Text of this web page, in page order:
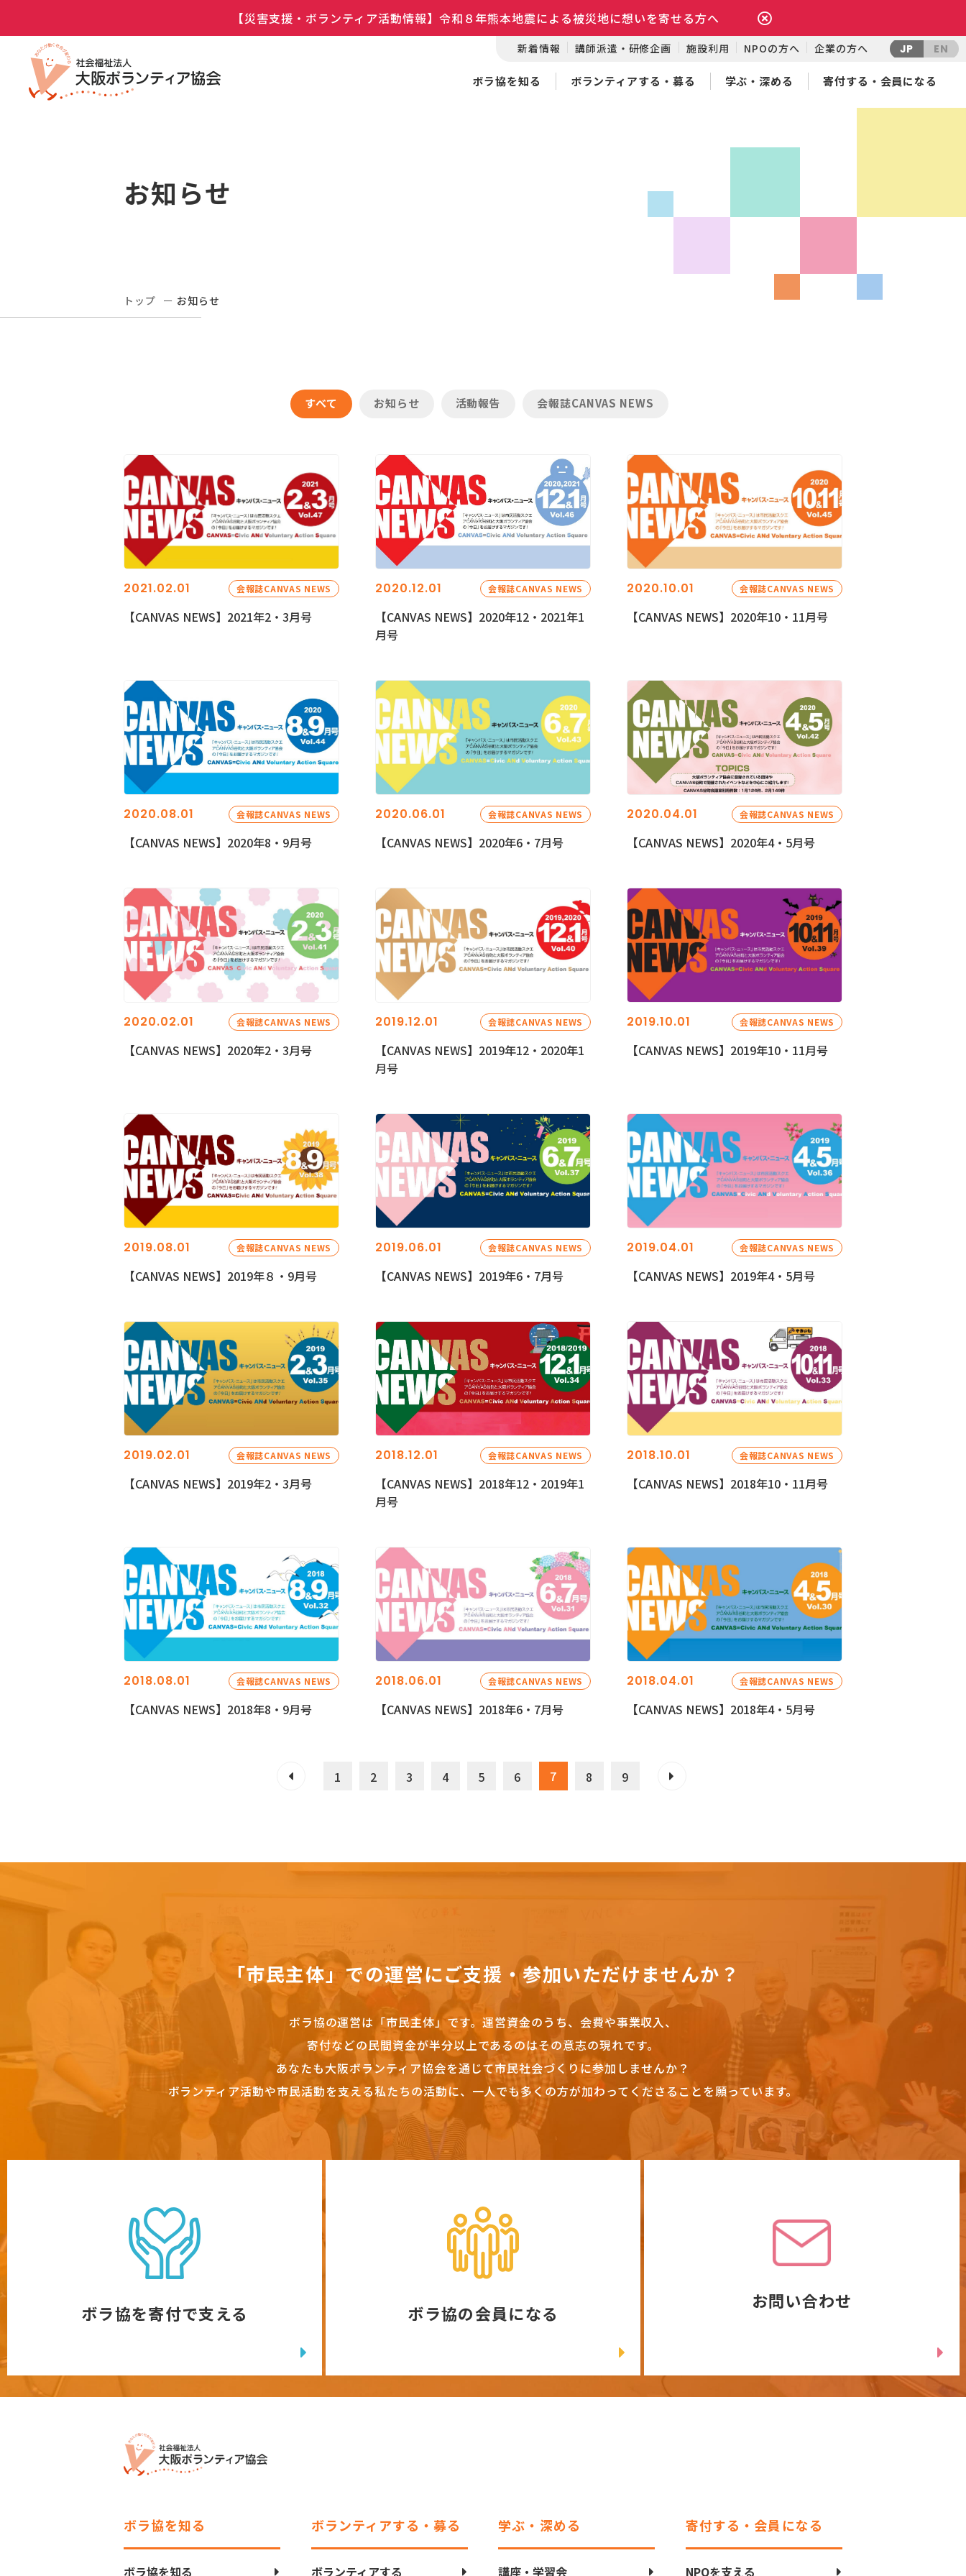
【災害支援・ボランティア活動情報】令和８年熊本地震による被災地に想いを寄せる方へ
新着情報 講師派遣・研修企画 施設利用 NPOの方へ 企業の方へ JP EN
ボラ協を知る ボランティアする・募る 学ぶ・深める 寄付する・会員になる
お知らせ
トップ お知らせ
すべて お知らせ 活動報告 会報誌CANVAS NEWS
2021.02.01 会報誌CANVAS NEWS
【CANVAS NEWS】2021年2・3月号
2020.12.01 会報誌CANVAS NEWS
【CANVAS NEWS】2020年12・2021年1
月号
2020.10.01 会報誌CANVAS NEWS
【CANVAS NEWS】2020年10・11月号
2020.08.01 会報誌CANVAS NEWS
【CANVAS NEWS】2020年8・9月号
2020.06.01 会報誌CANVAS NEWS
【CANVAS NEWS】2020年6・7月号
2020.04.01 会報誌CANVAS NEWS
【CANVAS NEWS】2020年4・5月号
2020.02.01 会報誌CANVAS NEWS
【CANVAS NEWS】2020年2・3月号
2019.12.01 会報誌CANVAS NEWS
【CANVAS NEWS】2019年12・2020年1
月号
2019.10.01 会報誌CANVAS NEWS
【CANVAS NEWS】2019年10・11月号
2019.08.01 会報誌CANVAS NEWS
【CANVAS NEWS】2019年８・9月号
2019.06.01 会報誌CANVAS NEWS
【CANVAS NEWS】2019年6・7月号
2019.04.01 会報誌CANVAS NEWS
【CANVAS NEWS】2019年4・5月号
2019.02.01 会報誌CANVAS NEWS
【CANVAS NEWS】2019年2・3月号
2018.12.01 会報誌CANVAS NEWS
【CANVAS NEWS】2018年12・2019年1
月号
2018.10.01 会報誌CANVAS NEWS
【CANVAS NEWS】2018年10・11月号
2018.08.01 会報誌CANVAS NEWS
【CANVAS NEWS】2018年8・9月号
2018.06.01 会報誌CANVAS NEWS
【CANVAS NEWS】2018年6・7月号
2018.04.01 会報誌CANVAS NEWS
【CANVAS NEWS】2018年4・5月号
1 2 3 4 5 6 7 8 9
「市民主体」での運営にご支援・参加いただけませんか？
ボラ協の運営は「市民主体」です。 運営資金のうち、会費や事業収入、
寄付などの民間資金が半分以上であるのはその意志の現れです。
あなたも大阪ボランティア協会を通じて市民社会づくりに参加しませんか？
ボランティア活動や市民活動を支える私たちの活動に、一人でも多くの方が加わってくださることを願っています。
ボラ協を寄付で支える ボラ協の会員になる
お問い合わせ
ボラ協を知る
ボラ協を知る
ボランティアする・募る
ボランティアする
学ぶ・深める
講座・学習会
寄付する・会員になる
NPOを支える